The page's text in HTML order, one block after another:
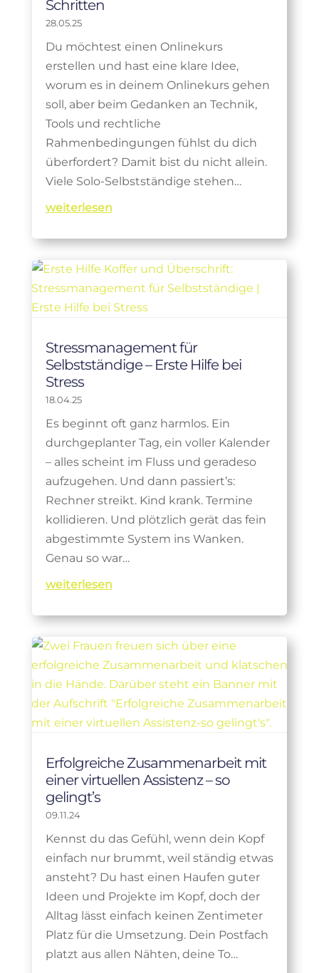
Schritten
28.05.25
Du möchtest einen Onlinekurs
erstellen und hast eine klare Idee,
worum es in deinem Onlinekurs gehen
soll, aber beim Gedanken an Technik,
Tools und rechtliche
Rahmenbedingungen fühlst du dich
überfordert? Damit bist du nicht allein.
Viele Solo-Selbstständige stehen…
weiterlesen
Stressmanagement für
Selbstständige – Erste Hilfe bei
Stress
18.04.25
Es beginnt oft ganz harmlos. Ein
durchgeplanter Tag, ein voller Kalender
– alles scheint im Fluss und geradeso
aufzugehen. Und dann passiert’s:
Rechner streikt. Kind krank. Termine
kollidieren. Und plötzlich gerät das fein
abgestimmte System ins Wanken.
Genau so war…
weiterlesen
Erfolgreiche Zusammenarbeit mit
einer virtuellen Assistenz – so
gelingt’s
09.11.24
Kennst du das Gefühl, wenn dein Kopf
einfach nur brummt, weil ständig etwas
ansteht? Du hast einen Haufen guter
Ideen und Projekte im Kopf, doch der
Alltag lässt einfach keinen Zentimeter
Platz für die Umsetzung. Dein Postfach
platzt aus allen Nähten, deine To…